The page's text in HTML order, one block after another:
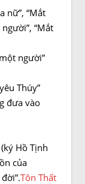
nữ”, “Mắt
“Mắt
người”
Thúy”
đưa vào
Hồ Tịnh
của
Tôn Thất